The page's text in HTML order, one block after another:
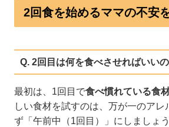
2回食を始めるママの不安
Q. 2回目は何を食べさせればいい
最初は、1回目で食べ慣れている食
しい食材を試すのは、万が一のア
ず「午前中（1回目）」にしましょ